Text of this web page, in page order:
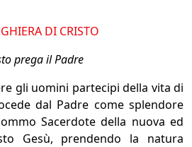
DI CRISTO
prega il Padre
gli uomini partecipi della vita di
dal Padre come splendore
Sacerdote della nuova ed
Gesù, prendendo la natura